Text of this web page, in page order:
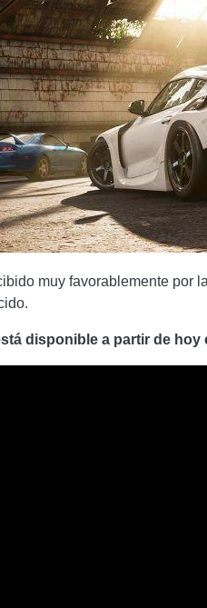
muy favorablemente
disponible a partir de hoy